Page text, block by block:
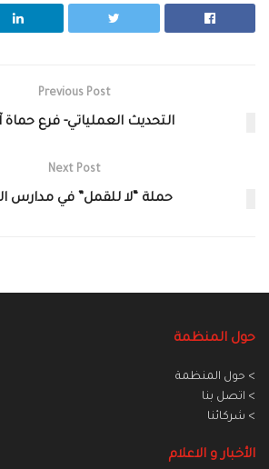
Previous Post
التحديث العملياتي- فرع حماة آذار
Next Post
حملة “لا للقمل” في مدارس
حول المنظمة
> حول المنظمة
> اتصل بنا
> شركائنا
الأخبار و الاعلام